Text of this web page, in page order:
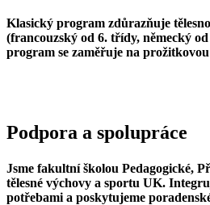
Klasický program zdůrazňuje
(francouzský od 6. třídy, německý
program se zaměřuje na
Podpora a spolupráce
Jsme fakultní školou Pedagogické,
tělesné výchovy a sportu UK.
potřebami a poskytujeme